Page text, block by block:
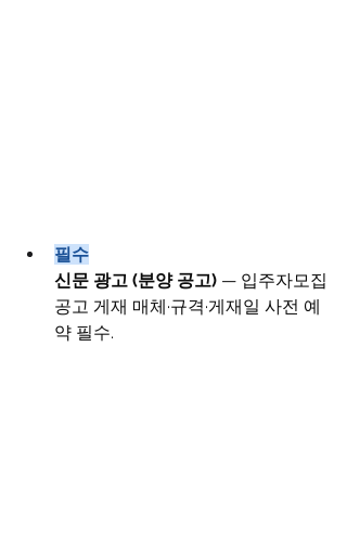
필수
신문 광고 (분양 공고) — 입주자모집
공고 게재 매체·규격·게재일 사전 예
약 필수.